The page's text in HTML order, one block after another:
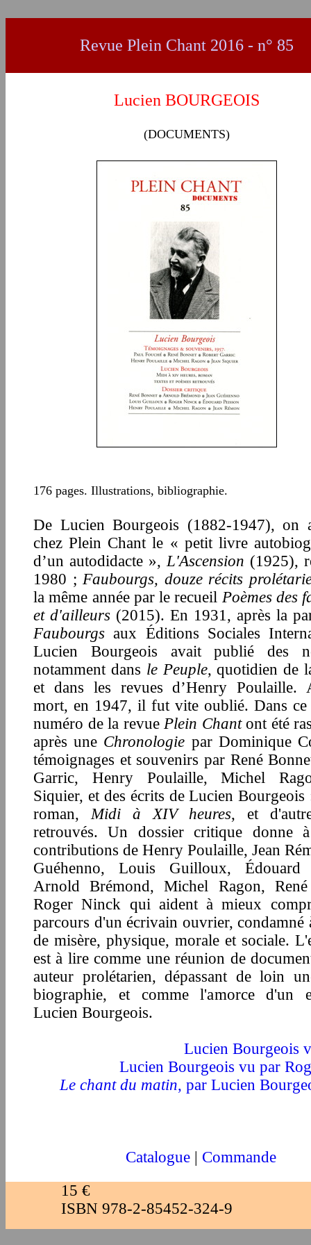
Revue Plein Chant 2016 - n° 85
Lucien BOURGEOIS
(DOCUMENTS)
176 pages. Illustrations, bibliographie.
De Lucien Bourgeois (1882-1947), on
chez Plein Chant le « petit livre
d’un autodidacte »,L'Ascension (1925),
1980 ; Faubourgs, douze récits
la même année par le recueil Poèmes des
et d'ailleurs (2015). En 1931, après la
Faubourgs aux Éditions Sociales
Lucien Bourgeois avait publié des
notamment dans le Peuple, quotidien de
et dans les revues d’Henry Poulaille.
mort, en 1947, il fut vite oublié. Dans ce
numéro de la revue Plein Chantont été
après une Chronologie par Dominique
témoignages et souvenirs par René
Garric, Henry Poulaille, Michel
Siquier, et des écrits de Lucien
roman,Midi à XIV heures, et
retrouvés. Un dossier critique donne
contributions de Henry Poulaille, Jean
Guéhenno, Louis Guilloux, Édouard
Arnold Brémond, Michel Ragon,
Roger Ninck qui aident à mieux
parcours d'un écrivain ouvrier, condamné
de misère, physique, morale et sociale.
est à lire comme une réunion de
auteur prolétarien, dépassant de loin
biographie, et comme l'amorce d'un
Lucien Bourgeois.
Lucien Bourgeois
Lucien Bourgeois vu par
Le chant du matin, par Lucien
Catalogue| Commande
15 €
ISBN 978-2-85452-324-9